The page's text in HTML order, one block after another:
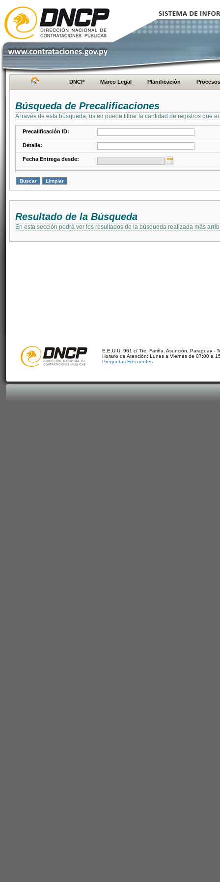
DNCP Marco Legal Planificación Procesos
Búsqueda de Precalificaciones
A través de esta búsqueda, usted puede filtrar la cantidad de registros que
Precalificación ID:
Detalle:
Fecha Entrega desde:
Resultado de la Búsqueda
En esta sección podrá ver los resultados de la búsqueda realizada más
E.E.U.U. 961 c/ Tte. Fariña. Asunción, Paraguay -
Horario de Atención: Lunes a Viernes de 07:00 a
Preguntas Frecuentes